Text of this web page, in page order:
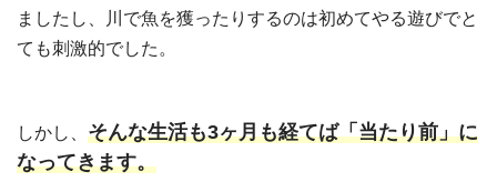
ましたし、川で魚を獲ったりするのは初めてやる遊びでと
ても刺激的でした。
しかし、 そんな生活も3ヶ月も経てば「当たり前」に
なってきます。